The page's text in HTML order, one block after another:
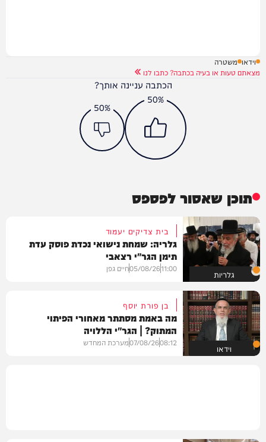
וידאו משטרה
מצאתם טעות או בעיה בכתבה? כתבו לנו
הכתבה עניינה אותך?
50%
50%
תוכן שאסור לפספס
גלריות
בית צדיקים יעמוד
גלריה: שמחת נישואי נכדת פוסק עדת
תימן הגר"י רצאבי
11:00
05/08/26חיים גפן
וידאו
בן פורת יוסף
מה באמת מסתתר מאחורי הפיתוי
המתוק? | הגר"י הללויה
08:12
07/08/26מערכת המחדש